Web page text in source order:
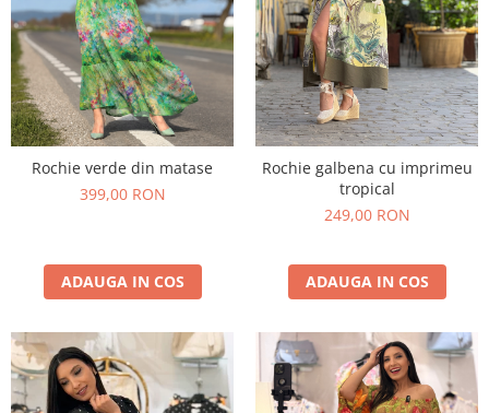
Rochie verde din matase
399,00 RON
ADAUGA IN COS
Rochie galbena cu imprimeu
tropical
249,00 RON
ADAUGA IN COS